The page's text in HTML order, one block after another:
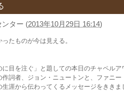
ンター (2013年10月29日 16:14)
たものが今は見える。
に目を注ぐ」と題しての本日のチャペル
作詞者、ジョン・ニュートンと、ファニ
生涯から伝わってくるメッセージをききま